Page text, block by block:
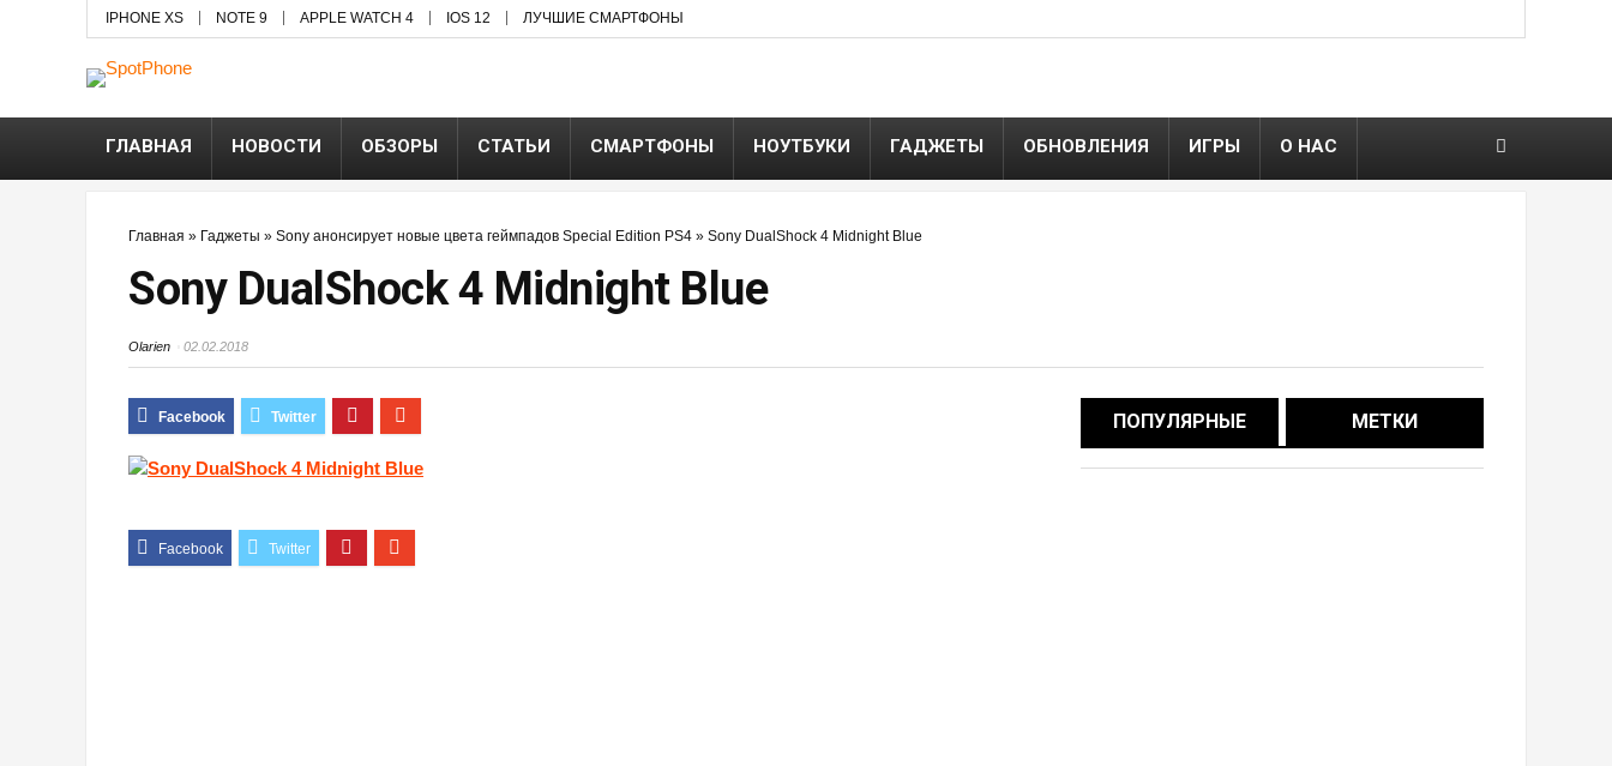
IPHONE XS NOTE 9 APPLE WATCH 4 IOS 12 ЛУЧШИЕ СМАРТФОНЫ
ГЛАВНАЯ НОВОСТИ ОБЗОРЫ СТАТЬИ СМАРТФОНЫ НОУТБУКИ ГАДЖЕТЫ ОБНОВЛЕНИЯ ИГРЫ О НАС
Главная » Гаджеты » Sony анонсирует новые цвета геймпадов Special Edition PS4 » Sony DualShock 4 Midnight Blue
Sony DualShock 4 Midnight Blue
Olarien 02.02.2018
ПОПУЛЯРНЫЕ МЕТКИ